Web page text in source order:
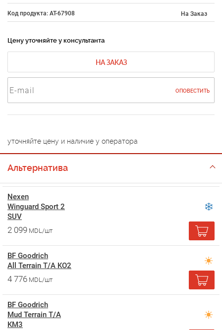
Код продукта: AT-67908 На Заказ
Цену уточняйте у консультанта
НА ЗАКАЗ
ОПОВЕСТИТЬ
уточняйте цену и наличие у оператора
Альтернатива
Nexen
Winguard Sport 2
SUV
2 099 MDL/шт
BF Goodrich
All Terrain T/A KO2
4 776 MDL/шт
BF Goodrich
Mud Terrain T/A
KM3